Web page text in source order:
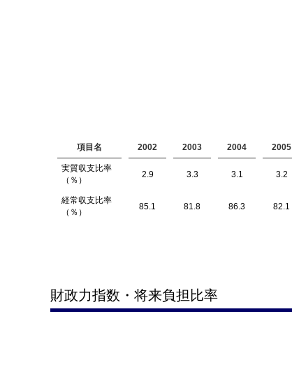
項目名 2002 2003 2004 2005
実質収支比率
（％）
2.9 3.3 3.1 3.2
経常収支比率
（％）
85.1 81.8 86.3 82.1
財政力指数・将来負担比率